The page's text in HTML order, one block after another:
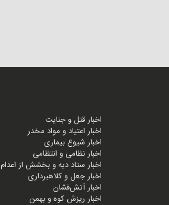
اخبار قتل و جنایت
اخبار اعتیاد و مواد مخدر
اخبار شیوع بیماری
اخبار نظامی و انتظامی
اخبار ستاد دیه و بخشش از اعدام
اخبار جعل و کلاهبرداری
اخبار آتش‌فشان
اخبار ریزش کوه و بهمن